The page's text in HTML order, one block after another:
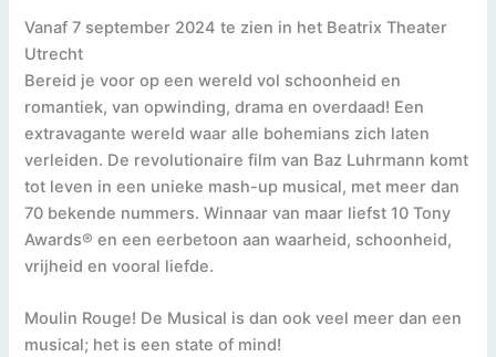
Vanaf 7 september 2024 te zien in het Beatrix Theater
Utrecht
Bereid je voor op een wereld vol schoonheid en
romantiek, van opwinding, drama en overdaad! Een
extravagante wereld waar alle bohemians zich laten
verleiden. De revolutionaire film van Baz Luhrmann komt
tot leven in een unieke mash-up musical, met meer dan
70 bekende nummers. Winnaar van maar liefst 10 Tony
Awards® en een eerbetoon aan waarheid, schoonheid,
vrijheid en vooral liefde.
Moulin Rouge! De Musical is dan ook veel meer dan een
musical; het is een state of mind!